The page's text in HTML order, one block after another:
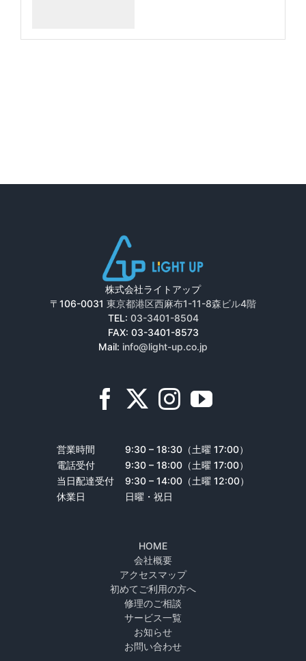
株式会社ライトアップ
〒106-0031 東京都港区西麻布1-11-8森ビル4階
TEL: 03-3401-8504
FAX: 03-3401-8573
Mail: info@light-up.co.jp
営業時間
9:30 – 18:30（土曜 17:00）
電話受付
9:30 – 18:00（土曜 17:00）
当日配達受付
9:30 – 14:00（土曜 12:00）
休業日
日曜・祝日
HOME
会社概要
アクセスマップ
初めてご利用の方へ
修理のご相談
サービス一覧
お知らせ
お問い合わせ